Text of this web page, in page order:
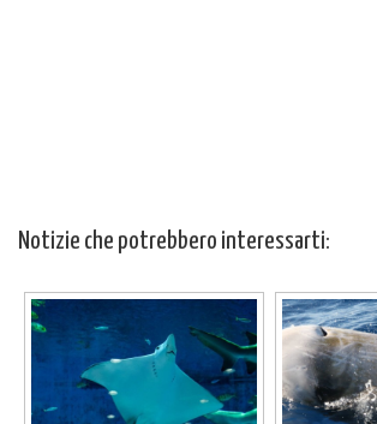
Notizie che potrebbero interessarti: